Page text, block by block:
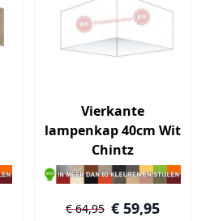
Vierkante
lampenkap 40cm Wit
Chintz
€ 59,95
€ 64,95